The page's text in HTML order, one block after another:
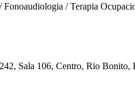
/ Terapia
Sala 106, Centro, Rio Bonito,